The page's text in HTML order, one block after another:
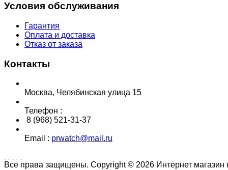
Условия обслуживания
Гарантия
Оплата и доставка
Отказ от заказа
Контакты
Москва, Челябинская улица 15
Телефон :
8 (968) 521-31-37
Email : prwatch@mail.ru
Все права защищены. Copyright © 2026 Интернет магазин